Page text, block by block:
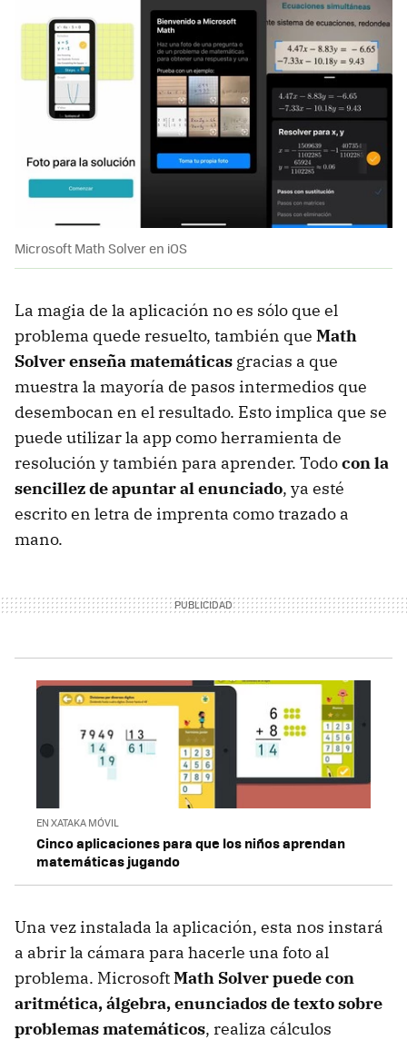
Microsoft Math Solver en iOS
La magia de la aplicación no es sólo que el
problema quede resuelto, también que Math
Solver enseña matemáticas gracias a que
muestra la mayoría de pasos intermedios que
desembocan en el resultado. Esto implica que se
puede utilizar la app como herramienta de
resolución y también para aprender. Todocon la
sencillez de apuntar al enunciado, ya esté
escrito en letra de imprenta como trazado a
mano.
EN XATAKA MÓVIL
Cinco aplicaciones para que los niños aprendan
matemáticas jugando
Una vez instalada la aplicación, esta nos instará
a abrir la cámara para hacerle una foto al
problema. MicrosoftMath Solver puede con
aritmética, álgebra, enunciados de texto sobre
problemas matemáticos, realiza cálculos